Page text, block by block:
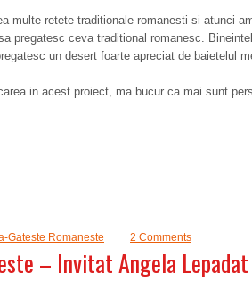
multe retete traditionale romanesti si atunci
pregatesc ceva traditional romanesc.
un desert foarte apreciat de baietelul
in acest proiect, ma bucur ca mai sunt
Gateste Romaneste 2 Comments
– Invitat Angela Lepadat